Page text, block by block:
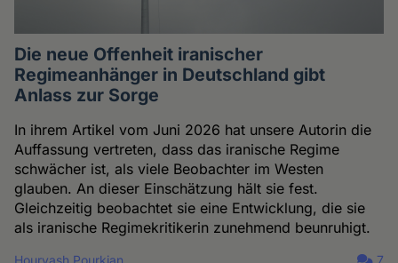
Die neue Offenheit iranischer
Regimeanhänger in Deutschland gibt
Anlass zur Sorge
In ihrem Artikel vom Juni 2026 hat unsere Autorin die
Auffassung vertreten, dass das iranische Regime
schwächer ist, als viele Beobachter im Westen
glauben. An dieser Einschätzung hält sie fest.
Gleichzeitig beobachtet sie eine Entwicklung, die sie
als iranische Regimekritikerin zunehmend beunruhigt.